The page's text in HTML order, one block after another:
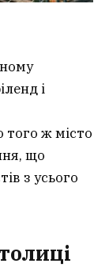
і
того ж місто
що
з усього